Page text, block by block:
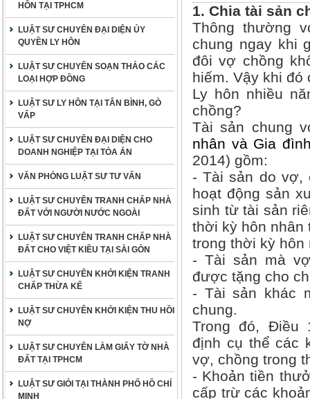
HÔN TẠI TPHCM
LUẬT SƯ CHUYÊN ĐẠI DIỆN ỦY
QUYỀN LY HÔN
LUẬT SƯ CHUYÊN SOẠN THẢO CÁC
LOẠI HỢP ĐỒNG
LUẬT SƯ LY HÔN TẠI TÂN BÌNH, GÒ
VẤP
LUẬT SƯ CHUYÊN ĐẠI DIỆN CHO
DOANH NGHIỆP TẠI TÒA ÁN
VĂN PHÒNG LUẬT SƯ TƯ VẤN
LUẬT SƯ CHUYÊN TRANH CHẤP NHÀ
ĐẤT VỚI NGƯỜI NƯỚC NGOÀI
LUẬT SƯ CHUYÊN TRANH CHẤP NHÀ
ĐẤT CHO VIỆT KIỀU TẠI SÀI GÒN
LUẬT SƯ CHUYÊN KHỞI KIỆN TRANH
CHẤP THỪA KẾ
LUẬT SƯ CHUYÊN KHỞI KIỆN THU HỒI
NỢ
LUẬT SƯ CHUYÊN LÀM GIẤY TỜ NHÀ
ĐẤT TẠI TPHCM
LUẬT SƯ GIỎI TẠI THÀNH PHỐ HỒ CHÍ
MINH
1. Chia tài sản
Thông thường
chung ngay khi
đôi vợ chồng
hiếm. Vậy khi
Ly hôn nhiều
chồng?
Tài sản chung
nhân và Gia
2014) gồm:
- Tài sản do vợ,
hoạt động sản
sinh từ tài sản
thời kỳ hôn nhân
trong thời kỳ hôn
- Tài sản mà
được tặng cho
- Tài sản khác
chung.
Trong đó, Điều
định cụ thể các
vợ, chồng trong
- Khoản tiền
cấp trừ các